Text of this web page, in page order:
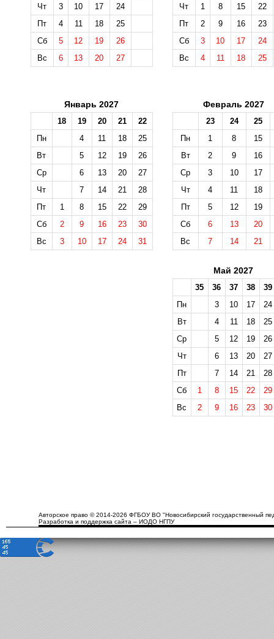
Чт
3 10 17
24
Пт
4 11 18
25
Сб
5 12 19
26
Вс
6 13 20 27
Чт
1 8 15
22
Пт
2 9 16
23
Сб
3 10 17
24
Вс
4 11 18 25
Январь 2027
18 19 20 21
22
Пн
4 11 18
25
Вт
5 12 19
26
Ср
6 13 20
27
Чт
7 14 21
28
Пт
1 8 15 22
29
Сб
2 9 16 23
30
Вс
3 10 17 24 31
Февраль 2027
23 24
25
Пн
1 8
15
Вт
2 9
16
Ср
3 10
17
Чт
4 11
18
Пт
5 12
19
Сб
6 13
20
Вс
7 14 21
Май 2027
35 36 37 38
39
Пн
3 10 17
24
Вт
4 11 18
25
Ср
5 12 19
26
Чт
6 13 20
27
Пт
7 14 21
28
Сб
1 8 15 22
29
Вс
2 9 16 23 30
Авторское право © 2014-2026 ФГБОУ ВО "Новосибирский государственный
Разработка и поддержка сайта – ИОДО НГПУ